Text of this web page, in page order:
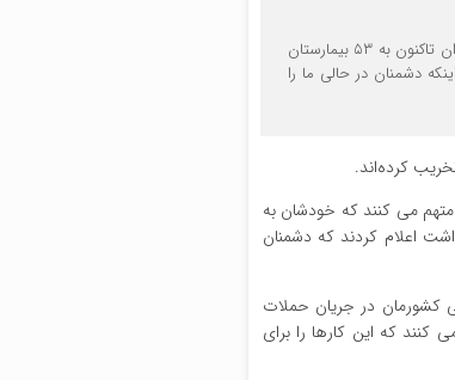
وزیر امور خارجه ایران با اشاره به حمله دشمنان به مراکز غیر نظامی کشورمان گفت: متجاوزان تاکنون به ۵۳ بیمارستان
دشمنان در حالی ما را
می کنند که خودشان به
اعلام کردند که دشمنان
کشورمان در جریان حملات
که این کارها را برای